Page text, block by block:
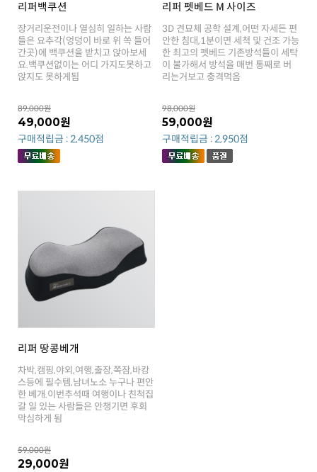
리퍼백쿠션
앉지도 못하게됨
89,000원
49,000원
구매적립금 : 2,450점
리퍼 펫베드 M 사이즈
리는거보고 충격먹음
98,000원
59,000원
구매적립금 : 2,950점
리퍼 땅콩베개
막심하게 됨
59,000원
29,000원